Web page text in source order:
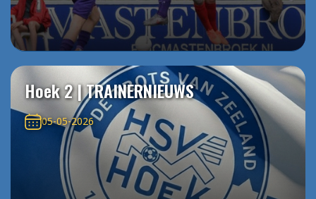
Hoek 2 | TRAINERNIEUWS
05-05-2026